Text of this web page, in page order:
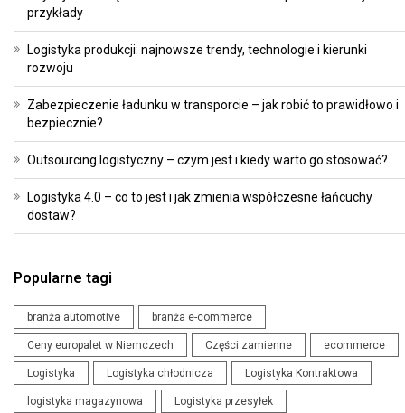
przykłady
Logistyka produkcji: najnowsze trendy, technologie i kierunki
rozwoju
Zabezpieczenie ładunku w transporcie – jak robić to prawidłowo i
bezpiecznie?
Outsourcing logistyczny – czym jest i kiedy warto go stosować?
Logistyka 4.0 – co to jest i jak zmienia współczesne łańcuchy
dostaw?
Popularne tagi
branża automotive branża e-commerce
Ceny europalet w Niemczech Części zamienne ecommerce
Logistyka Logistyka chłodnicza Logistyka Kontraktowa
logistyka magazynowa Logistyka przesyłek